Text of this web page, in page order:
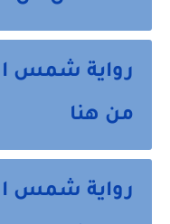
رواية شمس
من هنا
رواية شمس